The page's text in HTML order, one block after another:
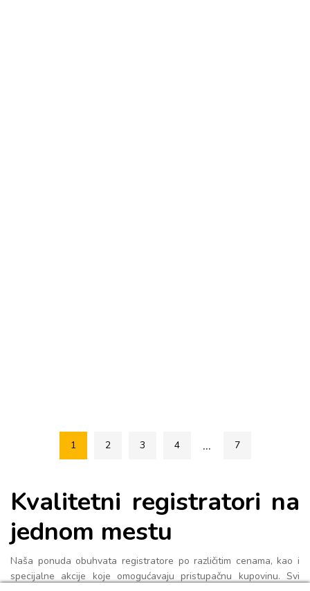
1 2 3 4 ... 7
Kvalitetni registratori na
jednom mestu
Naša ponuda obuhvata registratore po različitim cenama, kao i
specijalne akcije koje omogućavaju pristupačnu kupovinu. Svi